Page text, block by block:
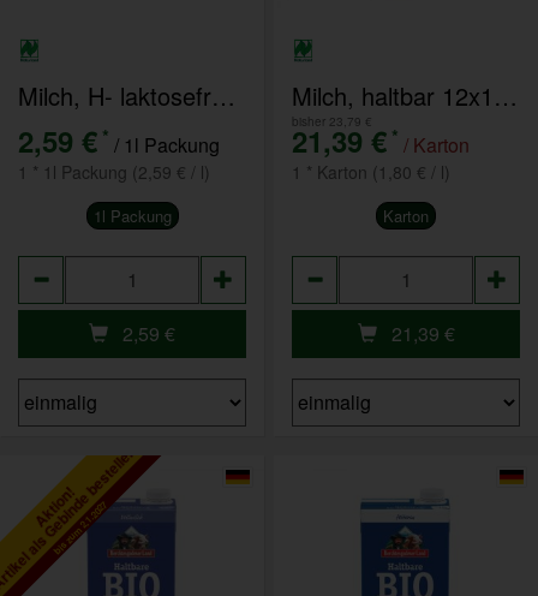
Milch, H- laktosefrei 1l 3,5%
2,59 € * / 1l Packung
1 * 1l Packung (2,59 € / l)
1l Packung
2,59 €
Milch, haltbar 12x1l 1,5% Naturland D
bisher 23,79 €
21,39 € * / Karton
1 * Karton (1,80 € / l)
Karton
21,39 €
Aktion!
Gebinde bestellen
bis zum 2.1.2027